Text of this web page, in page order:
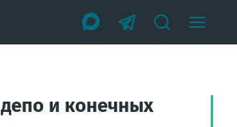
и конечных